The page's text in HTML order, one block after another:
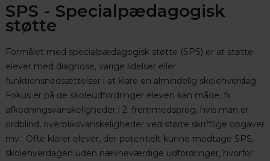
SPS - Specialpædagogisk
støtte
Formålet med specialpædagogisk støtte (SPS) er at støtte
elever med diagnose, varige lidelser eller
funktionsnedsættelser i at klare en almindelig skolehverdag.
Fokus er på de skoleudfordringer eleven kan måde, fx
afkodningsvanskeligheder i 2. fremmedsprog, hvis man er
ordblind, overbliksvanskeligheder ved større skriftlige opgaver
mv. Ofte klarer elever, der potentielt kunne modtage SPS,
skolehverdagen uden nævneværdige udfordringer, hvorfor